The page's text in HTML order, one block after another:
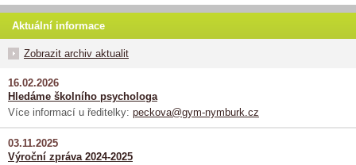
Aktuální informace
Zobrazit archiv aktualit
16.02.2026
Hledáme školního psychologa
Více informací u ředitelky: peckova@gym-nymburk.cz
03.11.2025
Výroční zpráva 2024-2025